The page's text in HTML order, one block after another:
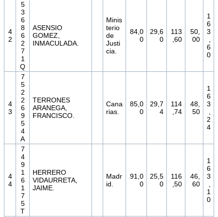
4
2
5
3
6
8
6
2
7
1
Q
ASENSIO
GOMEZ,
INMACULADA.
Minis
terio
de
Justi
cia.
84,0
0
29,6
0
113
,60
50,
00
1
6
3
6
0
4
3
7
5
2
2
6
9
5
4
A
TERRONES
ARANEGA,
FRANCISCO.
Cana
rias.
85,0
0
29,7
4
114
,74
48,
50
1
6
3
2
4
4
4
7
4
9
1
6
1
7
5
T
HERRERO
VIDAURRETA,
JAIME.
Madr
id.
91,0
0
25,5
0
116
,50
46,
60
1
6
3
1
0